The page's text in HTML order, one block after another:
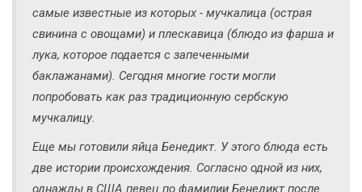
самые известные из которых - мучкалица (острая
свинина с овощами) и плескавица (блюдо из фарша и
лука, которое подается с запеченными
баклажанами). Сегодня многие гости могли
попробовать как раз традиционную сербскую
мучкалицу.
Еще мы готовили яйца Бенедикт. У этого блюда есть
две истории происхождения. Согласно одной из них,
однажды в США певец по фамилии Бенедикт после